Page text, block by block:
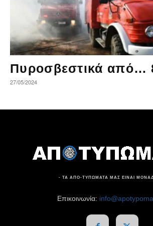
Πυροσβεστικά από…
27/05/2024
- ΤΑ ΑΠΟ-ΤΥΠΩΜΑΤΑ ΜΑΣ ΕΙΝΑΙ
Επικοινωνία: